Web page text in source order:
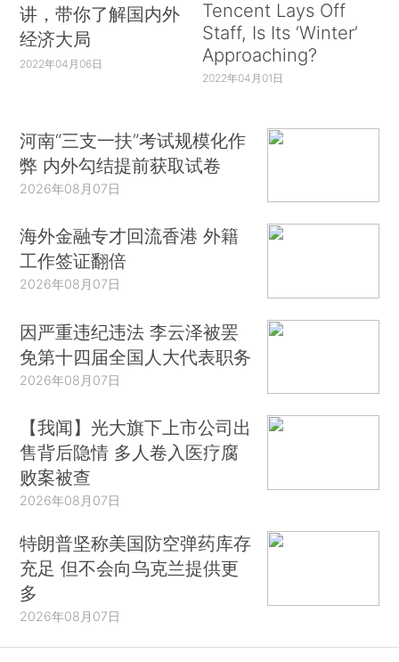
讲，带你了解国内外
经济大局
2022年04月06日
Tencent Lays Off
Staff, Is Its ‘Winter’
Approaching?
2022年04月01日
河南“三支一扶”考试规模化作
弊 内外勾结提前获取试卷
2026年08月07日
海外金融专才回流香港 外籍
工作签证翻倍
2026年08月07日
因严重违纪违法 李云泽被罢
免第十四届全国人大代表职务
2026年08月07日
【我闻】光大旗下上市公司出
售背后隐情 多人卷入医疗腐
败案被查
2026年08月07日
特朗普坚称美国防空弹药库存
充足 但不会向乌克兰提供更
多
2026年08月07日